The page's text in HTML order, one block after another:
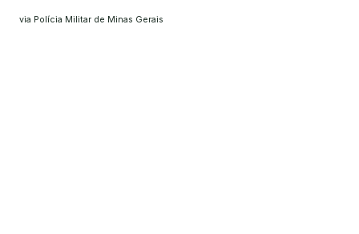
via Polícia Militar de Minas Gerais